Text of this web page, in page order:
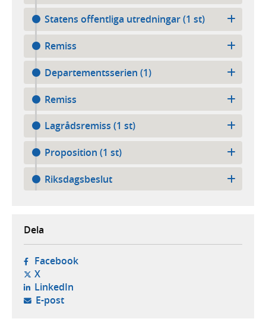
Statens offentliga utredningar (1 st)
Remiss
Departementsserien (1)
Remiss
Lagrådsremiss (1 st)
Proposition (1 st)
Riksdagsbeslut
Dela
Facebook- öppnas i ny flik, extern webbplats,
X- öppnas i ny flik, extern webbplats,
LinkedIn- öppnas i ny flik, extern webbplats,
E-post- öppnar din e-postklient,